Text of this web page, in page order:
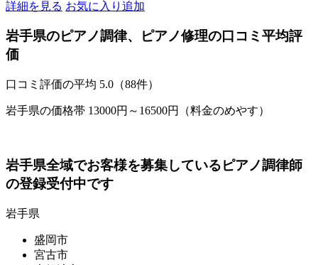
詳細を見る お気に入り追加
岩手県のピアノ調律、ピアノ修理の口コミ平均評
価
口コミ評価の平均 5.0（88件）
岩手県の価格帯 13000円～16500円（料金のめやす）
岩手県全域でお客様を募集しているピアノ調律師
の登録受付中です
岩手県
盛岡市
宮古市